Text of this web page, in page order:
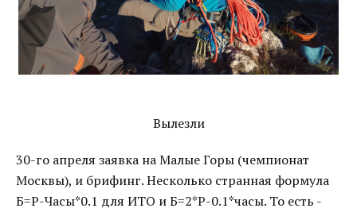
Вылезли
30-го апреля заявка на Малые Горы (чемпионат
Москвы), и брифинг. Несколько странная формула
Б=Р-Часы*0.1 для ИТО и Б=2*Р-0.1*часы. То есть -